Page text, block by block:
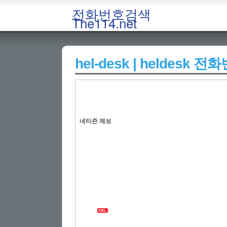
전화번호검색
The114.net
hel-desk | heldesk 전화
네티즌 제보